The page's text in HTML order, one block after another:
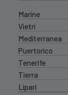
Marine
Vietri
Mediterranea
Puertorico
Tenerife
Tierra
Lipari